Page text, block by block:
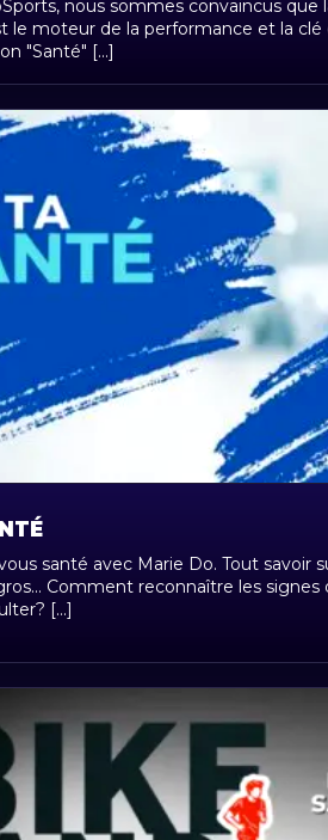
nous sommes convaincus que
le moteur de la performance et la clé
"Santé" [...]
santé avec Marie Do. Tout savoir
Comment reconnaître les signes
[...]